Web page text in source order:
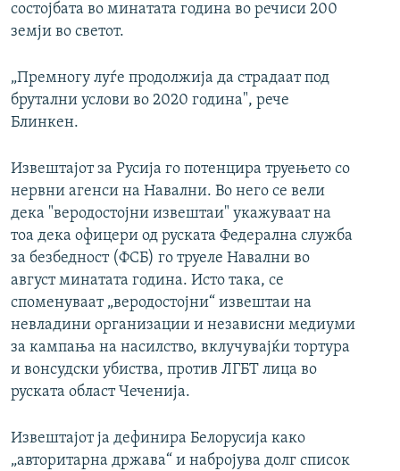
состојбата во минатата година во речиси 200
земји во светот.
„Премногу луѓе продолжија да страдаат под
брутални услови во 2020 година", рече
Блинкен.
Извештајот за Русија го потенцира труењето со
нервни агенси на Навални. Во него се вели
дека "веродостојни извештаи" укажуваат на
тоа дека офицери од руската Федерална служба
за безбедност (ФСБ) го труеле Навални во
август минатата година. Исто така, се
споменуваат „веродостојни“ извештаи на
невладини организации и независни медиуми
за кампања на насилство, вклучувајќи тортура
и вонсудски убиства, против ЛГБТ лица во
руската област Чеченија.
Извештајот ја дефинира Белорусија како
„авторитарна држава“ и набројува долг список